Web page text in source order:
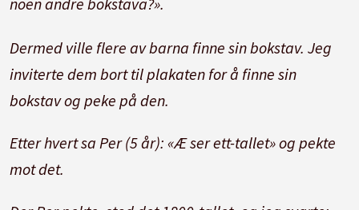
Dermed ville flere av barna finne sin bokstav. Jeg
inviterte dem bort til plakaten for å finne sin
bokstav og peke på den.
Etter hvert sa Per (5 år): «Æ ser ett-tallet» og pekte
mot det.